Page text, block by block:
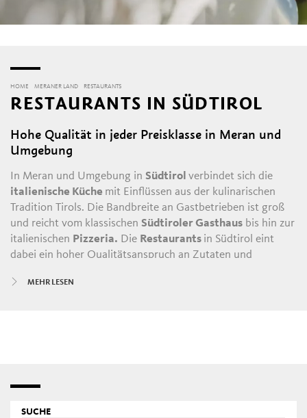
HOME MERANER LAND RESTAURANTS
RESTAURANTS IN SÜDTIROL
Hohe Qualität in jeder Preisklasse in Meran und
Umgebung
In Meran und Umgebung inSüdtirolverbindet sich die
italienische Küche mit Einflüssen aus der kulinarischen
Tradition Tirols. Die Bandbreite an Gastbetrieben ist groß
und reicht vom klassischenSüdtiroler Gasthaus bis hin zur
italienischen Pizzeria. Die Restaurants in Südtirol eint
dabei ein hoher Qualitätsanspruch an Zutaten und
Südtiroler Gerichten bis hin zur internationalen Nouvelle
MEHR LESEN
SUCHE